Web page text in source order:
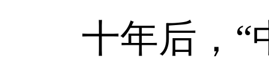
十年后，“中